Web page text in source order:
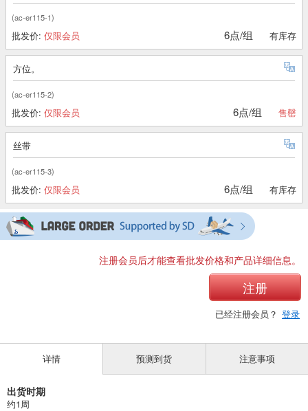
(ac-er115-1)
批发价: 仅限会员 6点/组 有库存
方位。
(ac-er115-2)
批发价: 仅限会员 6点/组 售罄
丝带
(ac-er115-3)
批发价: 仅限会员 6点/组 有库存
注册会员后才能查看批发价格和产品详细信息。
注册
已经注册会员？ 登录
详情
出货时期
约1周
预测到货 注意事项